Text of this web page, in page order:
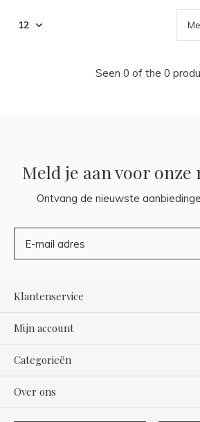
Seen 0 of the 0
Meld je aan voor
Ontvang de nieuwste
Klantenservice
Mijn account
Categorieën
Over ons